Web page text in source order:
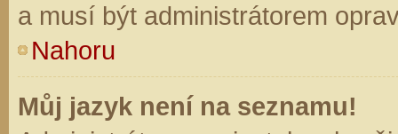
a musí být administrátorem
Nahoru
Můj jazyk není na seznamu!